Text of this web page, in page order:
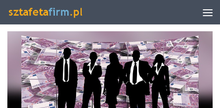
TAGGED:SYSTEM ZARZĄDZANIA KANCELARIĄ